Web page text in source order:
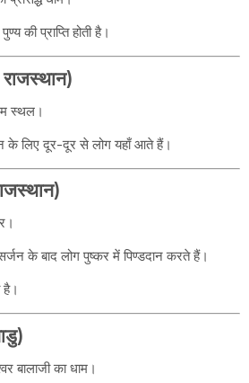
की प्राप्ति होती है।
स्थल।
के लिए दूर-दूर से लोग यहाँ आते हैं।
के बाद लोग पुष्कर में पिण्डदान करते हैं।
है।
बालाजी का धाम।